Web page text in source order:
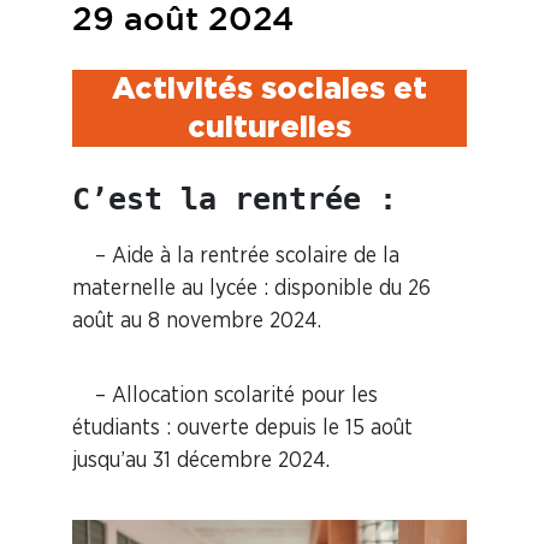
29 août 2024
Activités sociales et
culturelles
C’est la rentrée :
– Aide à la rentrée scolaire de la
maternelle au lycée : disponible du 26
août au 8 novembre 2024.
– Allocation scolarité pour les
étudiants : ouverte depuis le 15 août
jusqu’au 31 décembre 2024.